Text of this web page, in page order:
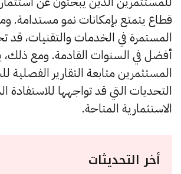
قطاع يتمتع بإمكانات نمو مستدامة.
المستمرة في الخدمات والتقنيات، قد
أفضل في السنوات القادمة. ومع
المستثمرين متابعة التقارير الفصلية
التحديات التي قد تواجهها
الاستثمارية المتاحة.
أخر التحديثات